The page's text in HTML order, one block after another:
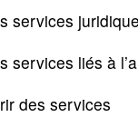
services
services liés à
des services